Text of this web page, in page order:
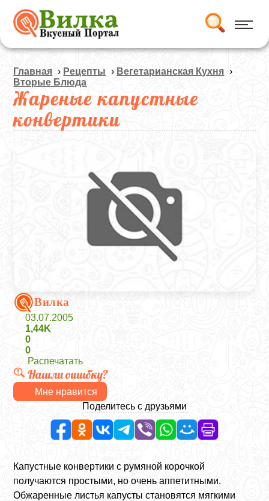
Главная › Рецепты › Вегетарианская Кухня ›
Вторые Блюда
Жареные капустные
конвертики
Вилка
03.07.2005
1,44K
0
0
Распечатать
Нашли ошибку?
Мне нравится
Поделитесь с друзьями
Капустные конвертики с румяной корочкой
получаются простыми, но очень аппетитными.
Обжаренные листья капусты становятся мягкими